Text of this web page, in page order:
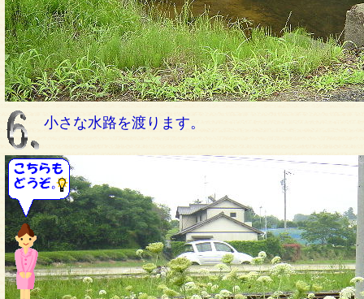
小さな水路を渡ります。